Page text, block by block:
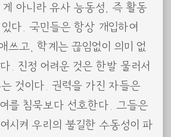
아니라 유사 능동성, 즉 활동
다. 국민들은 항상 개입하여
쓰고, 학계는 끊임없이 의미 없
. 진정 어려운 것은 한발 물러서
것이다. 권력을 가진 자들은
를 침묵보다 선호한다. 그들은
시켜 우리의 불길한 수동성이 파